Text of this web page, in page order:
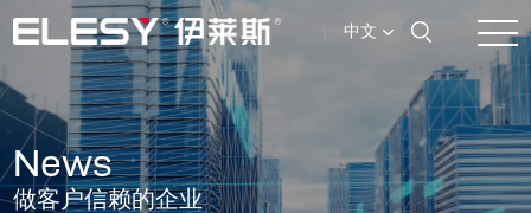
中文
News
做客户信赖的企业